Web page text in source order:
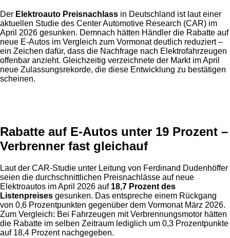
Der Elektroauto Preisnachlass in Deutschland ist laut einer
aktuellen Studie des Center Automotive Research (CAR) im
April 2026 gesunken. Demnach hätten Händler die Rabatte auf
neue E-Autos im Vergleich zum Vormonat deutlich reduziert –
ein Zeichen dafür, dass die Nachfrage nach Elektrofahrzeugen
offenbar anzieht. Gleichzeitig verzeichnete der Markt im April
neue Zulassungsrekorde, die diese Entwicklung zu bestätigen
scheinen.
Rabatte auf E-Autos unter 19 Prozent –
Verbrenner fast gleichauf
Laut der CAR-Studie unter Leitung von Ferdinand Dudenhöffer
seien die durchschnittlichen Preisnachlässe auf neue
Elektroautos im April 2026 auf 18,7 Prozent des
Listenpreises gesunken. Das entspreche einem Rückgang
von 0,6 Prozentpunkten gegenüber dem Vormonat März 2026.
Zum Vergleich: Bei Fahrzeugen mit Verbrennungsmotor hätten
die Rabatte im selben Zeitraum lediglich um 0,3 Prozentpunkte
auf 18,4 Prozent nachgegeben.